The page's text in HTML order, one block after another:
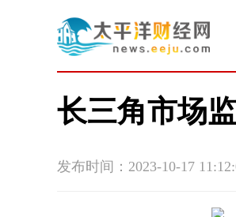
长三角市场
发布时间：2023-10-17